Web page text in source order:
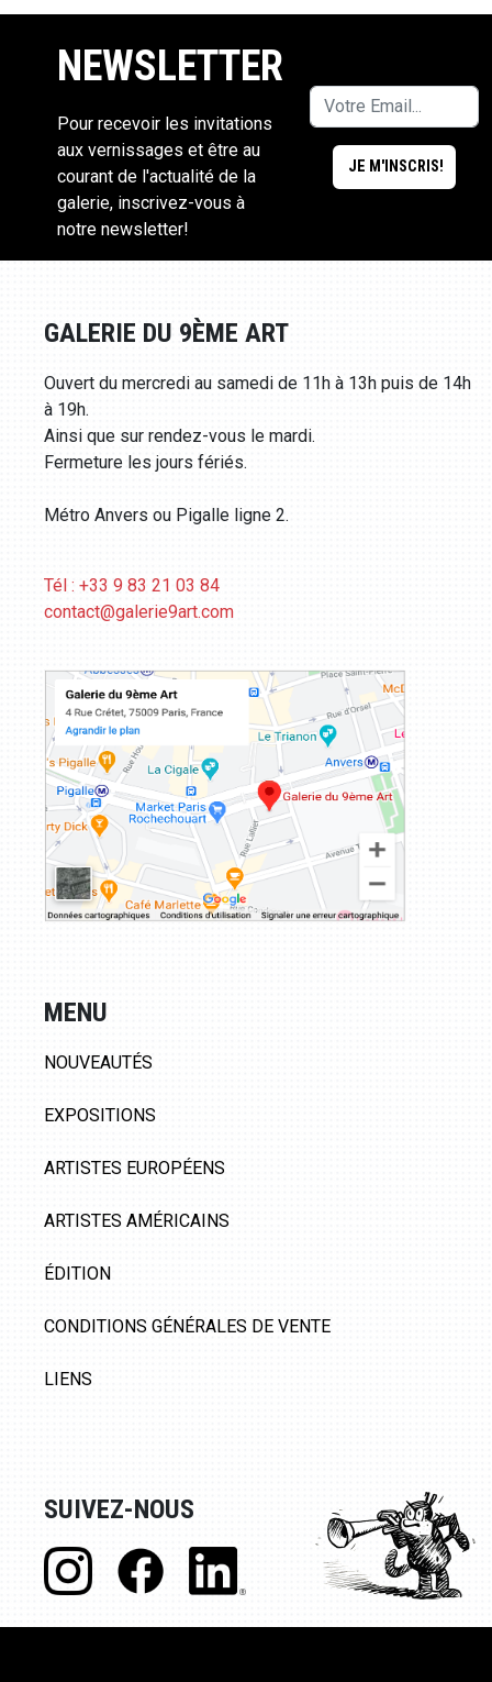
NEWSLETTER
Pour recevoir les invitations
aux vernissages et être au
courant de l'actualité de la
galerie, inscrivez-vous à
notre newsletter!
GALERIE DU 9ÈME ART
Ouvert du mercredi au samedi de 11h à 13h puis de 14h
à 19h.
Ainsi que sur rendez-vous le mardi.
Fermeture les jours fériés.
Métro Anvers ou Pigalle ligne 2.
Tél : +33 9 83 21 03 84
contact@galerie9art.com
MENU
NOUVEAUTÉS
EXPOSITIONS
ARTISTES EUROPÉENS
ARTISTES AMÉRICAINS
ÉDITION
CONDITIONS GÉNÉRALES DE VENTE
LIENS
SUIVEZ-NOUS